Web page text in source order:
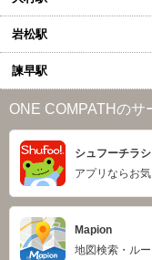
岩松駅
諫早駅
ONE COMPATHのサ
シュフーチラ
アプリならお
Mapion
地図検索・ル